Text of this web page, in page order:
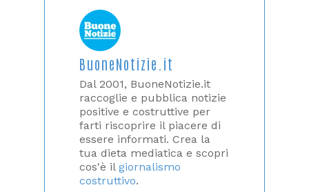
BuoneNotizie.it
Dal 2001, BuoneNotizie.it
raccoglie e pubblica notizie
positive e costruttive per
farti riscoprire il piacere di
essere informati. Crea la
tua dieta mediatica e scopri
cos'è il giornalismo
costruttivo.